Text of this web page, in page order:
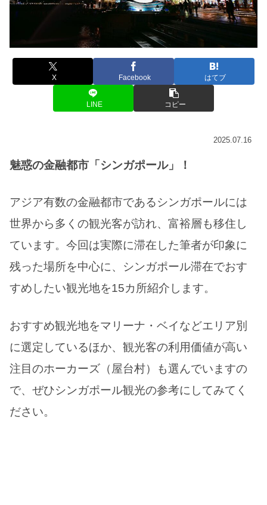
X Facebook はてブ
LINE コピー
2025.07.16
魅惑の金融都市「シンガポール」！
アジア有数の金融都市であるシンガポールには
世界から多くの観光客が訪れ、富裕層も移住し
ています。今回は実際に滞在した筆者が印象に
残った場所を中心に、シンガポール滞在でおす
すめしたい観光地を15カ所紹介します。
おすすめ観光地をマリーナ・ベイなどエリア別
に選定しているほか、観光客の利用価値が高い
注目のホーカーズ（屋台村）も選んでいますの
で、ぜひシンガポール観光の参考にしてみてく
ださい。